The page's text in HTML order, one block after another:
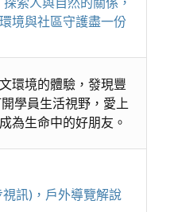
境與社區守護盡一份
環境的體驗，發現豐
學員生活視野，愛上
為生命中的好朋友。
訊)，戶外導覽解說